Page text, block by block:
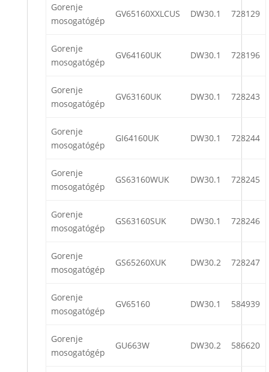
Gorenje
mosogatógép
GV65160XXLCUS DW30.1 728129
Gorenje
mosogatógép
GV64160UK DW30.1 728196
Gorenje
mosogatógép
GV63160UK DW30.1 728243
Gorenje
mosogatógép
GI64160UK DW30.1 728244
Gorenje
mosogatógép
GS63160WUK DW30.1 728245
Gorenje
mosogatógép
GS63160SUK DW30.1 728246
Gorenje
mosogatógép
GS65260XUK DW30.2 728247
Gorenje
mosogatógép
GV65160 DW30.1 584939
Gorenje
mosogatógép
GU663W DW30.2 586620